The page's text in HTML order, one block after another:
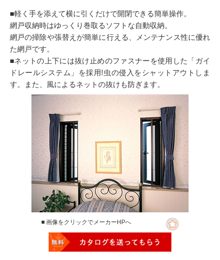
すまいリング 設計士インタビュー
Q＆A 販売・施工代理店募集
お気に入り
■軽く手を添えて横に引くだけで開閉できる簡単操作。
網戸収納時はゆっくり巻取るソフトな自動収納。
網戸の掃除や張替えが簡単に行える、メンテナンス性に優れ
た網戸です。
■ネットの上下には抜け止めのファスナーを使用した「ガイ
ドレールシステム」を採用!虫の侵入をシャットアウトしま
す。また、風によるネットの抜けも防ぎます。
■ 画像をクリックでメーカーHPへ